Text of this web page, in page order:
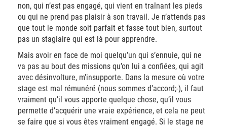
non, qui n’est pas engagé, qui vient en traînant les pieds
ou qui ne prend pas plaisir à son travail. Je n’attends pas
que tout le monde soit parfait et fasse tout bien, surtout
pas un stagiaire qui est là pour apprendre.
Mais avoir en face de moi quelqu’un qui s’ennuie, qui ne
va pas au bout des missions qu’on lui a confiées, qui agit
avec désinvolture, m’insupporte. Dans la mesure où votre
stage est mal rémunéré (nous sommes d’accord;-), il faut
vraiment qu’il vous apporte quelque chose, qu’il vous
permette d’acquérir une vraie expérience, et cela ne peut
se faire que si vous êtes vraiment engagé. Si le stage ne